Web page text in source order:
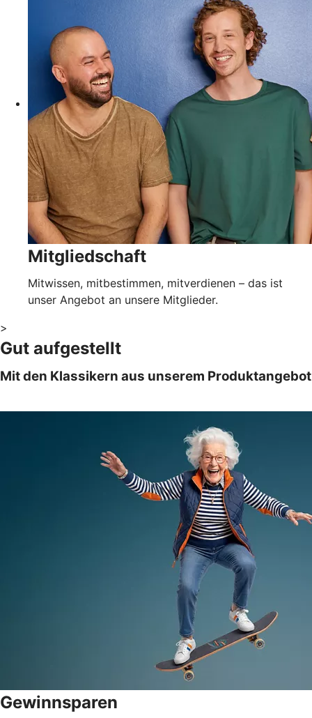
Mitgliedschaft
Mitwissen, mitbestimmen, mitverdienen – das ist
unser Angebot an unsere Mitglieder.
>
Gut aufgestellt
Mit den Klassikern aus unserem Produktangebot
Gewinnsparen